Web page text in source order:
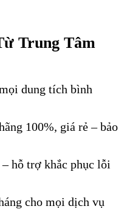
Trung Tâm
dung tích bình
100%, giá rẻ – bảo
hỗ trợ khắc phục lỗi
cho mọi dịch vụ